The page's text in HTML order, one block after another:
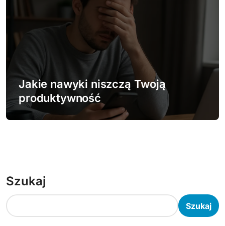
Jakie nawyki niszczą Twoją
produktywność
Szukaj
Szukaj